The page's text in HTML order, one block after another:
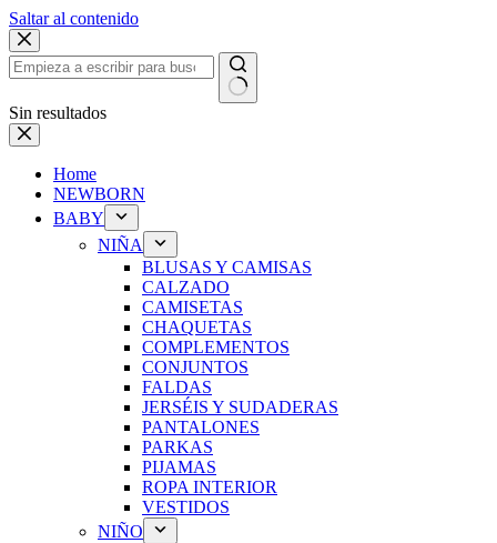
Saltar al contenido
Sin resultados
Home
NEWBORN
BABY
NIÑA
BLUSAS Y CAMISAS
CALZADO
CAMISETAS
CHAQUETAS
COMPLEMENTOS
CONJUNTOS
FALDAS
JERSÉIS Y SUDADERAS
PANTALONES
PARKAS
PIJAMAS
ROPA INTERIOR
VESTIDOS
NIÑO